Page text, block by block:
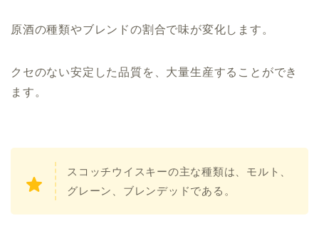
原酒の種類やブレンドの割合で味が変化します。
クセのない安定した品質を、大量生産することができ
ます。
スコッチウイスキーの主な種類は、モルト、
グレーン、ブレンデッドである。